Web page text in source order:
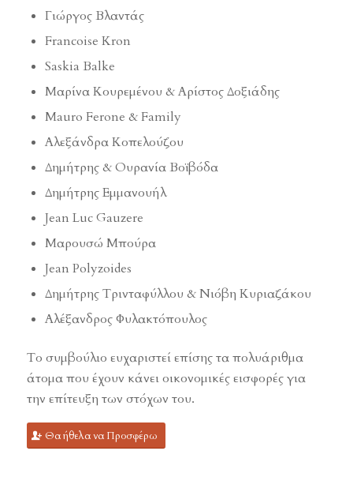
Γιώργος Βλαντάς
Francoise Kron
Saskia Balke
Μαρίνα Κουρεμένου & Αρίστος Δοξιάδης
Mauro Ferone & Family
Αλεξάνδρα Κοπελούζου
Δημήτρης & Ουρανία Βοϊβόδα
Δημήτρης Εμμανουήλ
Jean Luc Gauzere
Μαρουσώ Μπούρα
Jean Polyzoides
Δημήτρης Τρινταφύλλου & Νιόβη Κυριαζάκου
Αλέξανδρος Φυλακτόπουλος
Το συμβούλιο ευχαριστεί επίσης τα πολυάριθμα
άτομα που έχουν κάνει οικονομικές εισφορές για
την επίτευξη των στόχων του.
Θα ήθελα να Προσφέρω